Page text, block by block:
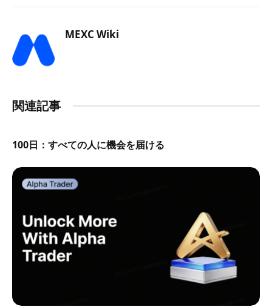
MEXC Wiki
関連記事
100日：すべての人に機会を届ける